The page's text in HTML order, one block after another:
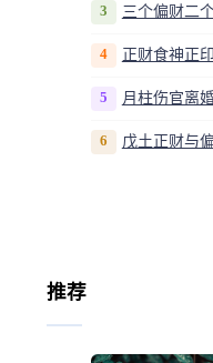
3 三个偏财二
4 正财食神正
5 月柱伤官离
6 戊土正财与
推荐